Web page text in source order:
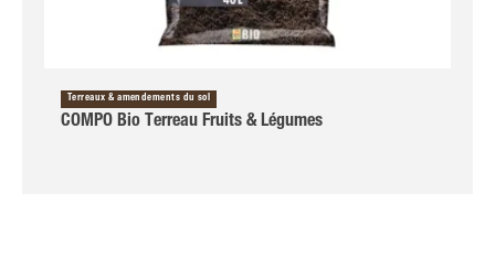
Terreaux & amendements du sol
COMPO Bio Terreau Fruits & Légumes